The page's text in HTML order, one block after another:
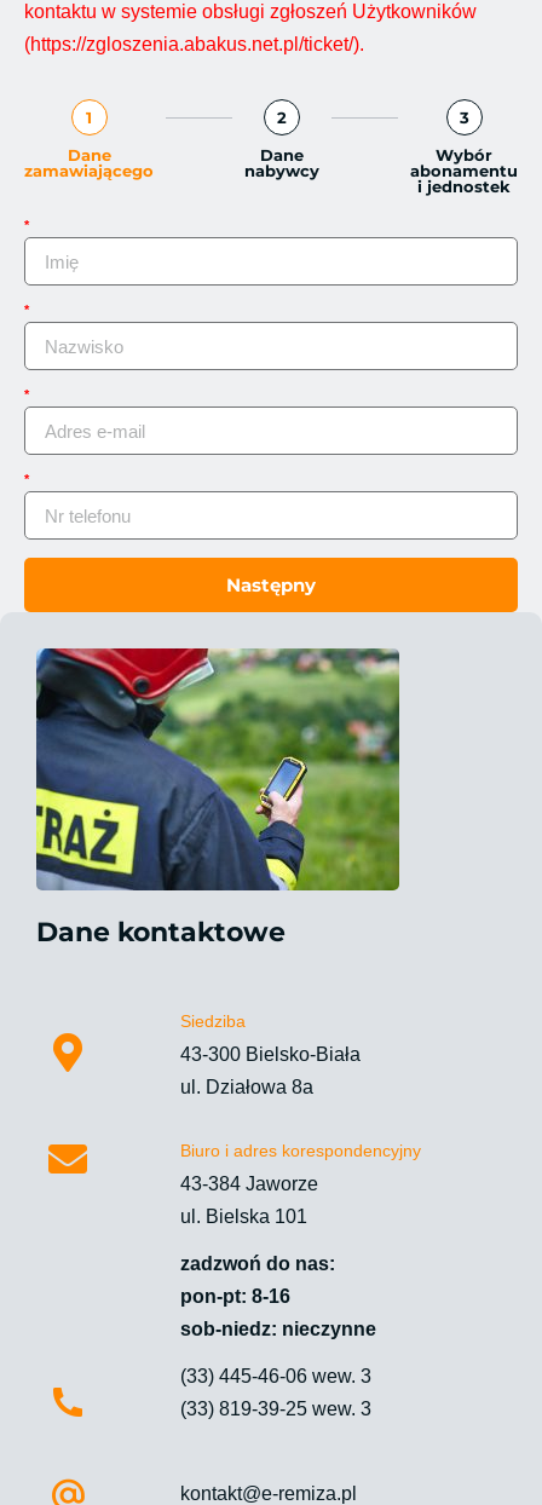
kontaktu w systemie obsługi zgłoszeń Użytkowników
(https://zgloszenia.abakus.net.pl/ticket/).
1
Dane
zamawiającego
2
Dane
nabywcy
3
Wybór
abonamentu
i jednostek
Następny
Dane kontaktowe
Siedziba
43-300 Bielsko-Biała
ul. Działowa 8a​
Biuro i adres korespondencyjny
43-384 Jaworze
ul. Bielska 101
zadzwoń do nas:
pon-pt: 8-16
sob-niedz: nieczynne
(33) 445-46-06 wew. 3
(33) 819-39-25 wew. 3
kontakt@e-remiza.pl​